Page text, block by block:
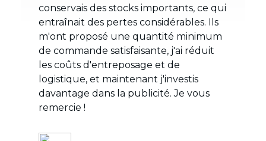
conservais des stocks importants, ce qui
entraînait des pertes considérables. Ils
m'ont proposé une quantité minimum
de commande satisfaisante, j'ai réduit
les coûts d'entreposage et de
logistique, et maintenant j'investis
davantage dans la publicité. Je vous
remercie !